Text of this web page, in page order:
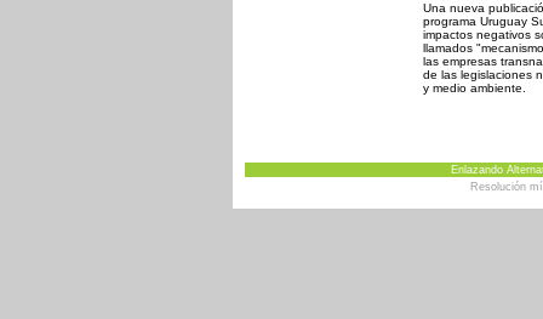
Una nueva
programa Uruguay
impactos negativos
llamados
las empresas
de las legislaciones
y medio ambiente.
Enlazando
Resolución